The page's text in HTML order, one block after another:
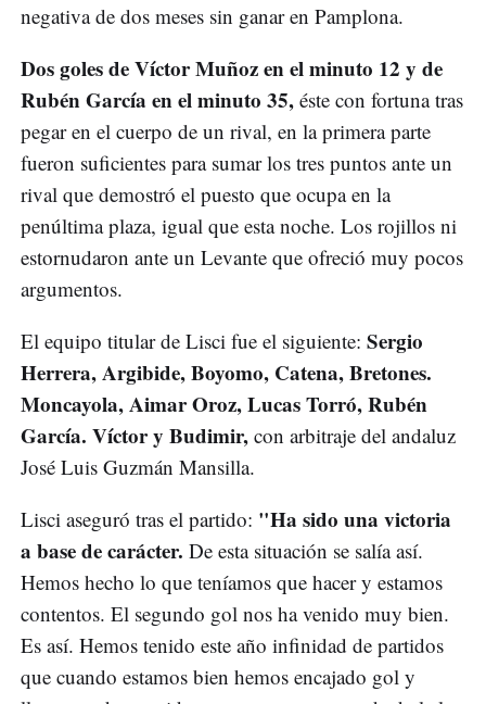
negativa de dos meses sin ganar en Pamplona.
Dos goles de Víctor Muñoz en el minuto 12 y de
Rubén García en el minuto 35, éste con fortuna tras
pegar en el cuerpo de un rival, en la primera parte
fueron suficientes para sumar los tres puntos ante un
rival que demostró el puesto que ocupa en la
penúltima plaza, igual que esta noche. Los rojillos ni
estornudaron ante un Levante que ofreció muy pocos
argumentos.
El equipo titular de Lisci fue el siguiente: Sergio
Herrera, Argibide, Boyomo, Catena, Bretones.
Moncayola, Aimar Oroz, Lucas Torró, Rubén
García. Víctor y Budimir, con arbitraje del andaluz
José Luis Guzmán Mansilla.
Lisci aseguró tras el partido: "Ha sido una victoria
a base de carácter. De esta situación se salía así.
Hemos hecho lo que teníamos que hacer y estamos
contentos. El segundo gol nos ha venido muy bien.
Es así. Hemos tenido este año infinidad de partidos
que cuando estamos bien hemos encajado gol y